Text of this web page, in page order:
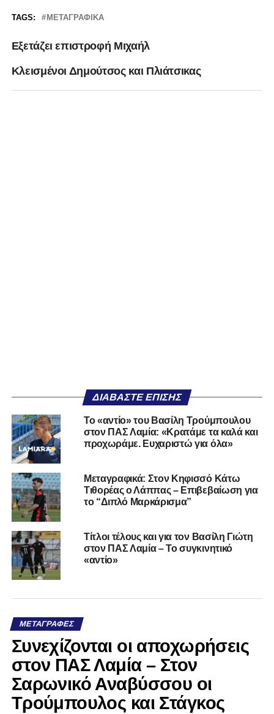
TAGS: ΜΕΤΑΓΡΑΦΙΚΆ
Εξετάζει επιστροφή Μιχαήλ
Κλεισμένοι Δημούτσος και Πλιάτσικας
ΔΙΑΒΆΣΤΕ ΕΠΊΣΗΣ
Το «αντίο» του Βασίλη Τρούμπουλου
στον ΠΑΣ Λαμία: «Κρατάμε τα καλά και
προχωράμε. Ευχαριστώ για όλα»
Μεταγραφικά: Στον Κηφισσό Κάτω
Τιθορέας ο Λάππας – Επιβεβαίωση για
το “Διπλό Μαρκάρισμα”
Τίτλοι τέλους και για τον Βασίλη Γιώτη
στον ΠΑΣ Λαμία – Το συγκινητικό
«αντίο»
ΜΕΤΑΓΡΑΦΈΣ
Συνεχίζονται οι αποχωρήσεις
στον ΠΑΣ Λαμία – Στον
Σαρωνικό Αναβύσσου οι
Τρούμπουλος και Στάγκος